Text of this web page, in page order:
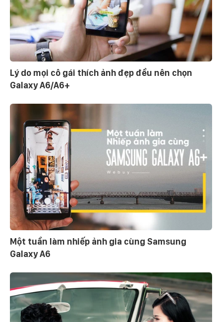
Lý do mọi cô gái thích ảnh đẹp đều nên chọn
Galaxy A6/A6+
Một tuần làm nhiếp ảnh gia cùng Samsung
Galaxy A6